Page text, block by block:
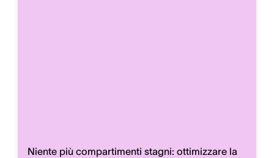
Niente più compartimenti stagni: ottimizzare la